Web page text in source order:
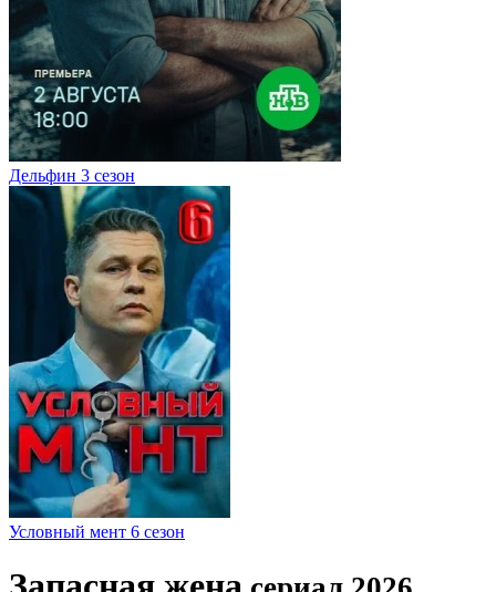
Дельфин 3 сезон
Условный мент 6 сезон